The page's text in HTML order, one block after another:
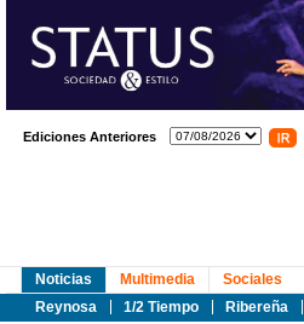
Ediciones Anteriores
Noticias
Reynosa
1/2 Tiempo Ribereña
Multimedia Sociales